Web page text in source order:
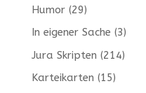
Humor(29)
In eigener Sache (3)
Jura Skripten (214)
Karteikarten (15)